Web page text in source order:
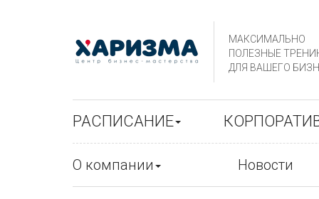
МАКСИМАЛЬНО
ПОЛЕЗНЫЕ
ДЛЯ ВАШЕГО
РАСПИСАНИЕ
О компании Новости